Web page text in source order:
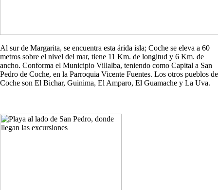
Al sur de Margarita, se encuentra esta árida isla; Coche se eleva a 60
metros sobre el nivel del mar, tiene 11 Km. de longitud y 6 Km. de
ancho. Conforma el Municipio Villalba, teniendo como Capital a San
Pedro de Coche, en la Parroquia Vicente Fuentes. Los otros pueblos de
Coche son El Bichar, Guinima, El Amparo, El Guamache y La Uva.